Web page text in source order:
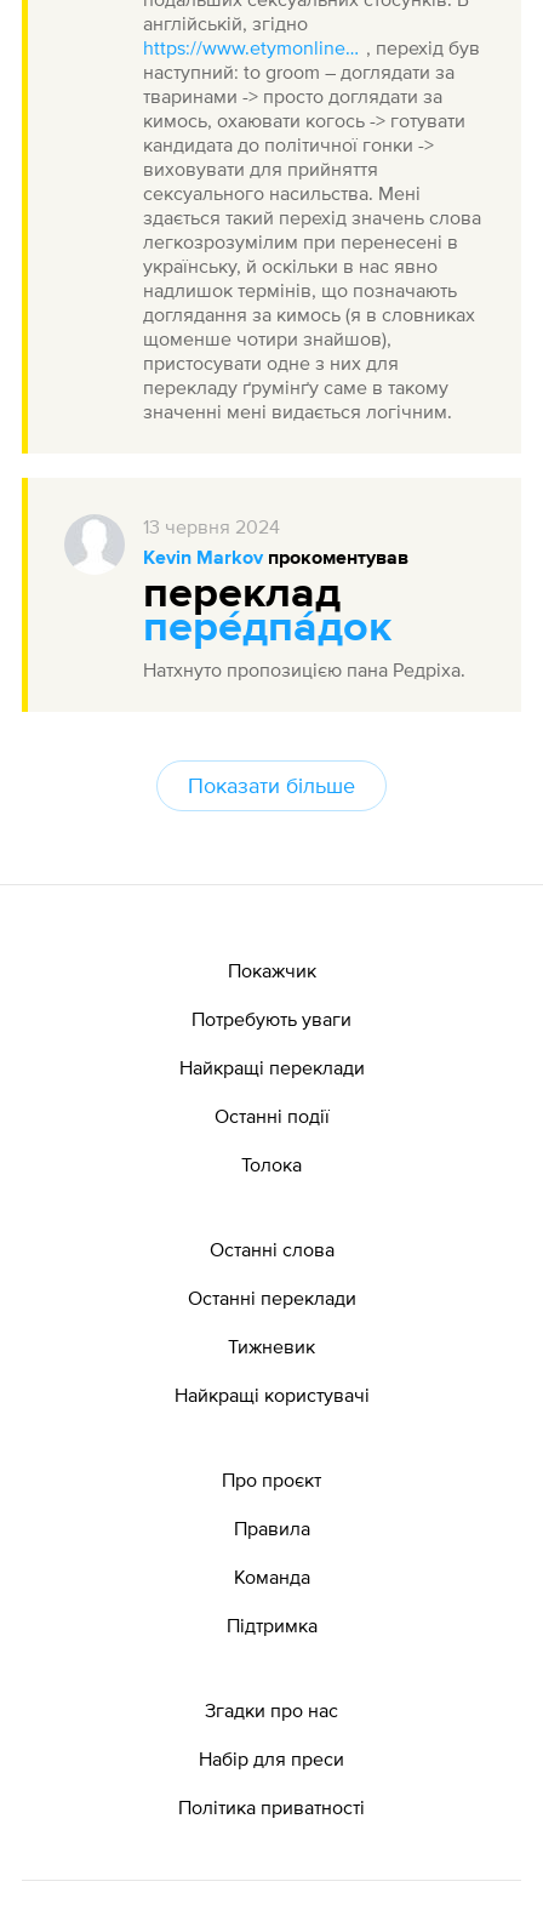
англійській, згідно
https://www.etymonline.com/word/groom , перехід був
наступний: to groom – доглядати за
тваринами -> просто доглядати за
кимось, охаювати когось -> готувати
кандидата до політичної гонки ->
виховувати для прийняття
сексуального насильства. Мені
здається такий перехід значень слова
легкозрозумілим при перенесені в
українську, й оскільки в нас явно
надлишок термінів, що позначають
доглядання за кимось (я в словниках
щоменше чотири знайшов),
пристосувати одне з них для
перекладу ґрумінґу саме в такому
значенні мені видається логічним.
13 червня 2024
Kevin Markovпрокоментував
переклад
пере́дпа́док
Натхнуто пропозицією пана Редріха.
Показати більше
Покажчик
Потребують уваги
Найкращі переклади
Останні події
Толока
Останні слова
Останні переклади
Тижневик
Найкращі користувачі
Про проєкт
Правила
Команда
Підтримка
Згадки про нас
Набір для преси
Політика приватності